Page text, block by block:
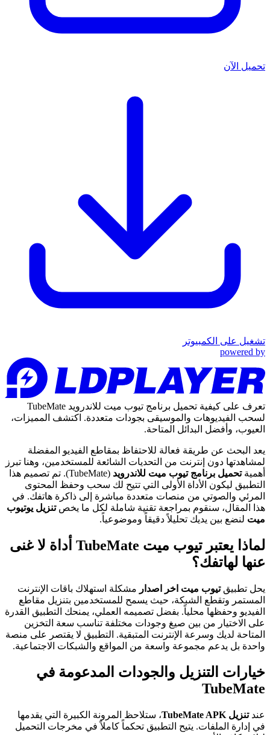
تحميل الآن
تشغيل على الكمبيوتر
powered by
تعرف على كيفية تحميل برنامج تيوب ميت للاندرويد TubeMate
لسحب الفيديوهات والموسيقى بجودات متعددة. اكتشف المميزات،
العيوب، وأفضل البدائل المتاحة.
يعد البحث عن طريقة فعالة للاحتفاظ بمقاطع الفيديو المفضلة
لمشاهدتها دون إنترنت من التحديات الشائعة للمستخدمين، وهنا تبرز
أهميةتحميل برنامج تيوب ميت للاندرويد
(TubeMate). تم تصميم هذا
التطبيق ليكون الأداة الأولى التي تتيح لك سحب وحفظ المحتوى
المرئي والصوتي من منصات متعددة مباشرة إلى ذاكرة هاتفك. في
هذا المقال، سنقوم بمراجعة تقنية شاملة لكل ما يخصتنزيل يوتيوب
ميت لنضع بين يديك تحليلاً دقيقاً وموضوعياً.
لماذا يعتبر تيوب ميت TubeMate أداة لا غنى
عنها لهاتفك؟
يحل تطبيقتيوب ميت اخر اصدار مشكلة استهلاك باقات الإنترنت
المستمر وتقطع الشبكة، حيث يسمح للمستخدمين بتنزيل مقاطع
الفيديو وحفظها محلياً. بفضل تصميمه العملي، يمنحك التطبيق القدرة
على الاختيار من بين صيغ وجودات مختلفة تناسب سعة التخزين
المتاحة لديك وسرعة الإنترنت المتبقية. التطبيق لا يقتصر على منصة
واحدة بل يدعم مجموعة واسعة من المواقع والشبكات الاجتماعية.
خيارات التنزيل والجودات المدعومة في
TubeMate
عندتنزيل TubeMate APK
، ستلاحظ المرونة الكبيرة التي يقدمها
في إدارة الملفات. يتيح التطبيق تحكماً كاملاً في مخرجات التحميل